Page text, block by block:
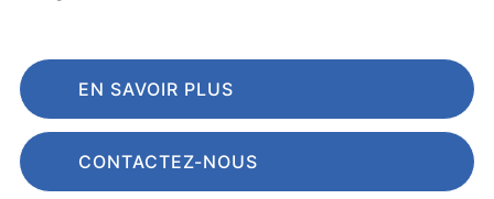
EN SAVOIR PLUS
CONTACTEZ-NOUS